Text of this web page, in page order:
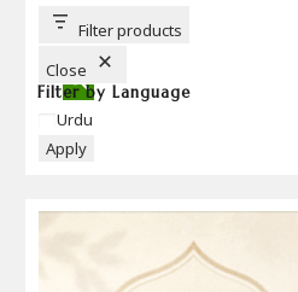
T
T
Filter products
Close
Filter by Language
Language
Urdu
Apply